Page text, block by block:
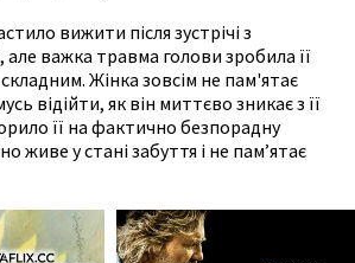
вижити після зустрічі з
важка травма голови зробила її
Жінка зовсім не пам'ятає
відійти, як він миттєво зникає з її
її на фактично безпорадну
живе у стані забуття і не пам’ятає